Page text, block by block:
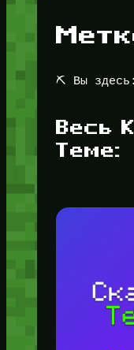
⛏️ Вы здесь:
Весь
Теме: